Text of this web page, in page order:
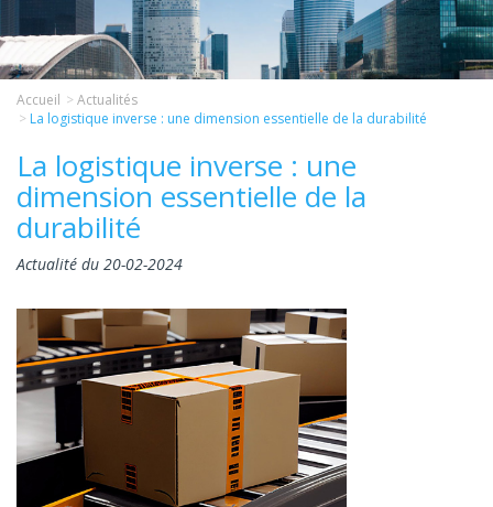
Accueil
Actualités
La logistique inverse : une dimension essentielle de la durabilité
La logistique inverse : une
dimension essentielle de la
durabilité
Actualité du 20-02-2024